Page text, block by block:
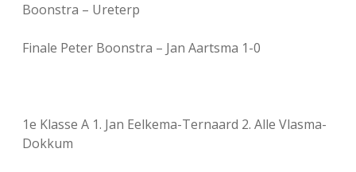
Boonstra – Ureterp
Finale Peter Boonstra – Jan Aartsma 1-0
1e Klasse A 1. Jan Eelkema-Ternaard 2. Alle Vlasma-
Dokkum